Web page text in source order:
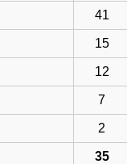
41
15
12
7
2
35